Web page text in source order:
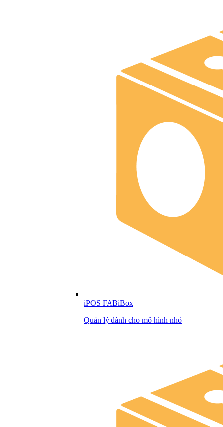
iPOS FABiBox
Quản lý dành cho mô hình nhỏ